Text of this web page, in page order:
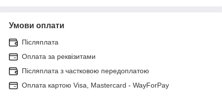
Умови оплати
Післяплата
Оплата за реквізитами
Післяплата з частковою передоплатою
Оплата картою Visa, Mastercard - WayForPay